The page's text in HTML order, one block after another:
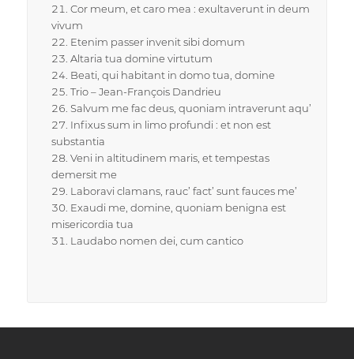
Cor meum, et caro mea : exultaverunt in deum
vivum
Etenim passer invenit sibi domum
Altaria tua domine virtutum
Beati, qui habitant in domo tua, domine
Trio – Jean-François Dandrieu
Salvum me fac deus, quoniam intraverunt aqu’
Infixus sum in limo profundi : et non est
substantia
Veni in altitudinem maris, et tempestas
demersit me
Laboravi clamans, rauc’ fact’ sunt fauces me’
Exaudi me, domine, quoniam benigna est
misericordia tua
Laudabo nomen dei, cum cantico